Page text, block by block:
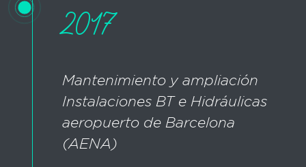
2017
Mantenimiento y ampliación
Instalaciones BT e Hidráulicas
aeropuerto de Barcelona
(AENA)